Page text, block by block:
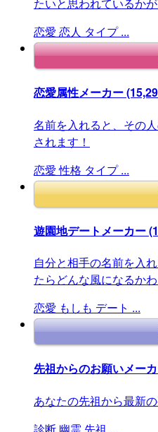
恋愛 恋人 タイプ ...
恋愛属性メーカー
名前を入れると、その
されます！
恋愛 性格 タイプ ...
遊園地デートメーカー
自分と相手の名前を入
たらどんな風になるか
恋愛 もしも デート ...
先祖からのお願いメー
あなたの先祖から最新
診断 幽霊 先祖 ...